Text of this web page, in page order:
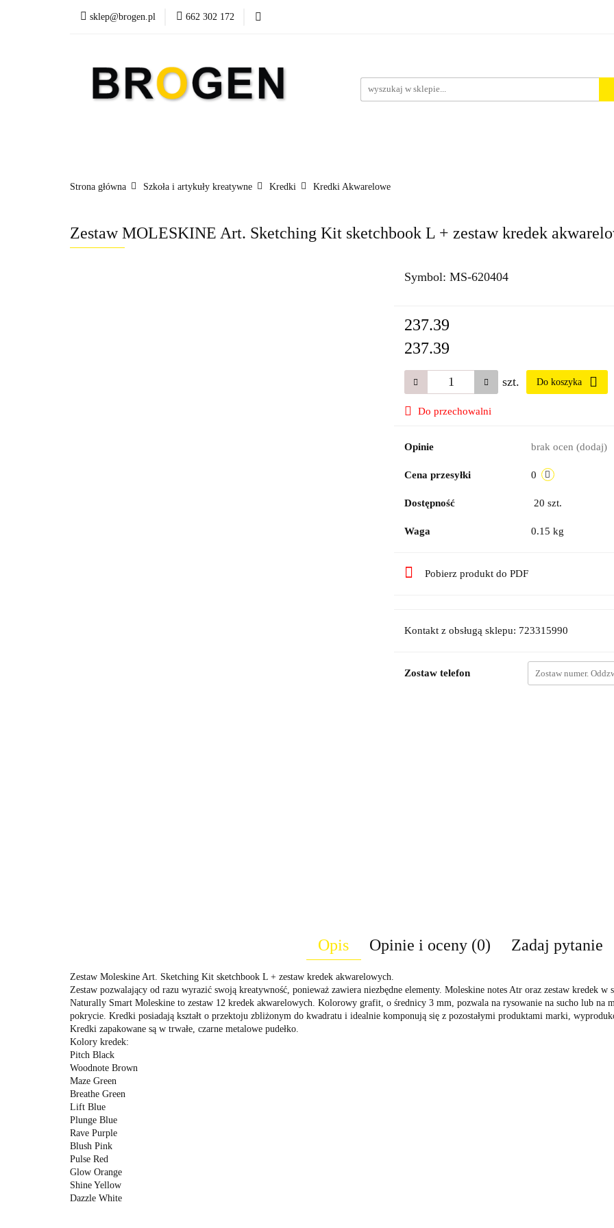
sklep@brogen.pl 662 302 172
Art. Biurowe
Nowości Aktualności
Strona główna Szkoła i artykuły kreatywne Kredki Kredki Akwarelowe
Zestaw MOLESKINE Art. Sketching Kit sketchbook L + zestaw kredek
Symbol: MS-620404
237.39
237.39
szt. Do koszyka
Do przechowalni
Opinie brak ocen (dodaj)
Cena przesyłki 0
Dostępność 20 szt.
Waga 0.15 kg
Pobierz produkt do PDF
Kontakt z obsługą sklepu: 723315990
Zostaw telefon
Opis Opinie i oceny (0) Zadaj pytanie
Zestaw Moleskine Art. Sketching Kit sketchbook L + zestaw kredek akwarelowych.
Zestaw pozwalający od razu wyrazić swoją kreatywność, ponieważ zawiera niezbędne elementy. Moleskine notes Atr oraz zestaw kredek
Naturally Smart Moleskine to zestaw 12 kredek akwarelowych. Kolorowy grafit, o średnicy 3 mm, pozwala na rysowanie na sucho lub na
pokrycie. Kredki posiadają kształt o przektoju zbliżonym do kwadratu i idealnie komponują się z pozostałymi produktami marki,
Kredki zapakowane są w trwałe, czarne metalowe pudełko.
Kolory kredek:
Pitch Black
Woodnote Brown
Maze Green
Breathe Green
Lift Blue
Plunge Blue
Rave Purple
Blush Pink
Pulse Red
Glow Orange
Shine Yellow
Dazzle White